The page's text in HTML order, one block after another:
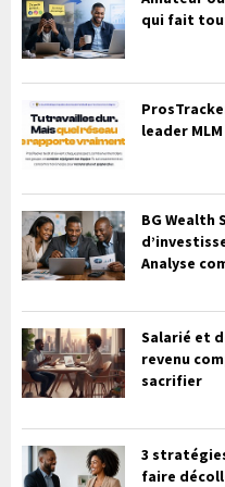
qui fait
leader
BG Wealth
Analyse
Salarié et
revenu
sacrifier
3
faire